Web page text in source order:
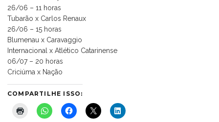
26/06 – 11 horas
Tubarão x Carlos Renaux
26/06 – 15 horas
Blumenau x Caravaggio
Internacional x Atlético Catarinense
06/07 – 20 horas
Criciúma x Nação
COMPARTILHE ISSO: